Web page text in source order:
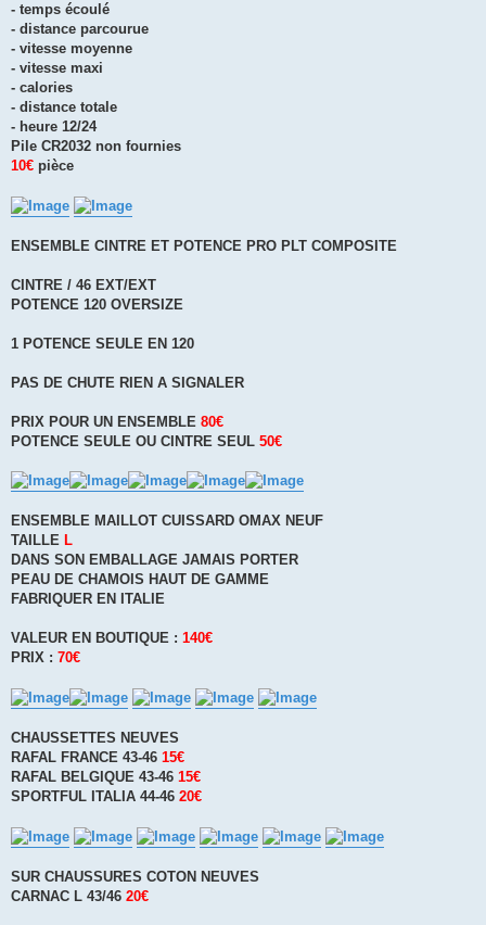
- temps écoulé
- distance parcourue
- vitesse moyenne
- vitesse maxi
- calories
- distance totale
- heure 12/24
Pile CR2032 non fournies
10€ pièce
ENSEMBLE CINTRE ET POTENCE PRO PLT COMPOSITE
CINTRE / 46 EXT/EXT
POTENCE 120 OVERSIZE
1 POTENCE SEULE EN 120
PAS DE CHUTE RIEN A SIGNALER
PRIX POUR UN ENSEMBLE 80€
POTENCE SEULE OU CINTRE SEUL 50€
ENSEMBLE MAILLOT CUISSARD OMAX NEUF
TAILLE L
DANS SON EMBALLAGE JAMAIS PORTER
PEAU DE CHAMOIS HAUT DE GAMME
FABRIQUER EN ITALIE
VALEUR EN BOUTIQUE : 140€
PRIX : 70€
CHAUSSETTES NEUVES
RAFAL FRANCE 43-46 15€
RAFAL BELGIQUE 43-46 15€
SPORTFUL ITALIA 44-46 20€
SUR CHAUSSURES COTON NEUVES
CARNAC L 43/46 20€